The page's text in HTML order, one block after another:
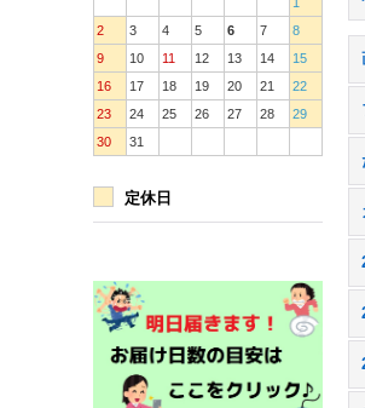
2
3 4 5 6 7
8
9
10 11 12 13 14
15
16
17 18 19 20 21
22
23
24 25 26 27 28
29
30
31
定休日